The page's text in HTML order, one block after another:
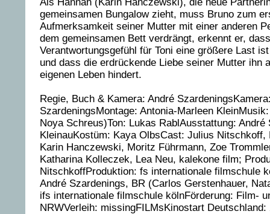
gemeinsamen Bungalow zieht, muss Bruno zum
Aufmerksamkeit seiner Mutter mit einer anderen
dem gemeinsamen Bett verdrängt, erkennt er,
Verantwortungsgefühl für Toni eine größere Last
und dass die erdrückende Liebe seiner Mutter ihn
eigenen Leben hindert.
Regie, Buch & Kamera: André
SzardeningsMontage: Antonia-Marleen
Noya Schreus)Ton: Lukas RablAusstattung: André
KleinauKostüm: Kaya OlbsCast: Julius Nitschkoff,
Karin Hanczewski, Moritz Führmann, Zoe
Katharina Kolleczek, Lea Neu, kalekone film;
NitschkoffProduktion: fs internationale filmschule
André Szardenings, BR (Carlos Gerstenhauer,
ifs internationale filmschule kölnFörderung: Film-
NRWVerleih: missingFILMsKinostart Deutschland: